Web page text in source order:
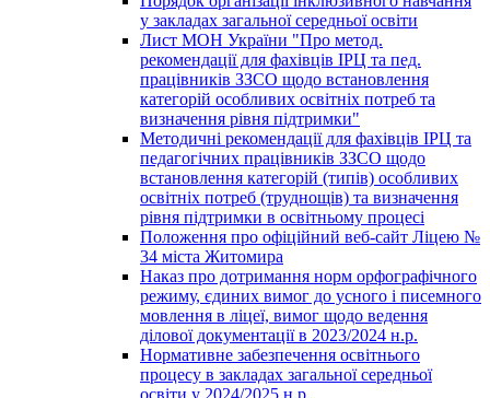
у закладах загальної середньої освіти
Лист МОН України "Про метод.
рекомендації для фахівців ІРЦ та пед.
працівників ЗЗСО щодо встановлення
категорій особливих освітніх потреб та
визначення рівня підтримки"
Методичні рекомендації для фахівців ІРЦ та
педагогічних працівників ЗЗСО щодо
встановлення категорій (типів) особливих
освітніх потреб (труднощів) та визначення
рівня підтримки в освітньому процесі
Положення про офіційний веб-сайт Ліцею №
34 міста Житомира
Наказ про дотримання норм орфографічного
режиму, єдиних вимог до усного і писемного
мовлення в ліцеї, вимог щодо ведення
ділової документації в 2023/2024 н.р.
Нормативне забезпечення освітнього
процесу в закладах загальної середньої
освіти у 2024/2025 н.р.